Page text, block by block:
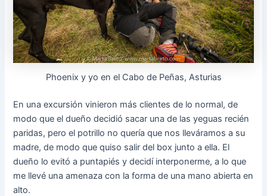
Phoenix y yo en el Cabo de Peñas, Asturias
En una excursión vinieron más clientes de lo normal, de
modo que el dueño decidió sacar una de las yeguas recién
paridas, pero el potrillo no quería que nos lleváramos a su
madre, de modo que quiso salir del box junto a ella. El
dueño lo evitó a puntapiés y decidí interponerme, a lo que
me llevé una amenaza con la forma de una mano abierta en
alto.